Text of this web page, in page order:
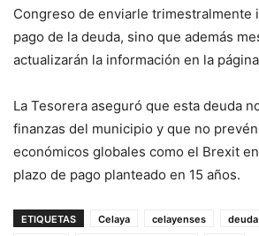
Congreso de enviarle trimestralmente
pago de la deuda, sino que además
actualizarán la información en la
La Tesorera aseguró que esta deuda
finanzas del municipio y que no
económicos globales como el Brexit
plazo de pago planteado en 15 años.
ETIQUETAS Celaya celayenses deuda